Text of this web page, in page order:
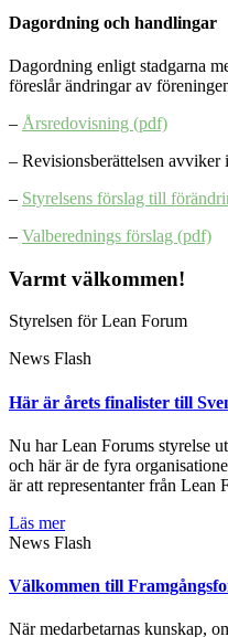
Dagordning och handlingar
Dagordning enligt stadgarna
föreslår ändringar av
– Årsredovisning (pdf)
– Revisionsberättelsen
– Styrelsens förslag till
– Valberednings förslag (pdf)
Varmt välkommen!
Styrelsen för Lean Forum
News Flash
Här är årets finalister till
Nu har Lean Forums styrelse
och här är de fyra
är att representanter från Lean
Läs mer
News Flash
Välkommen till
När medarbetarnas kunskap,